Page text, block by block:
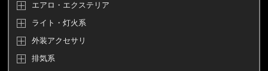
エアロ・エクステリア
ライト・灯火系
外装アクセサリ
排気系